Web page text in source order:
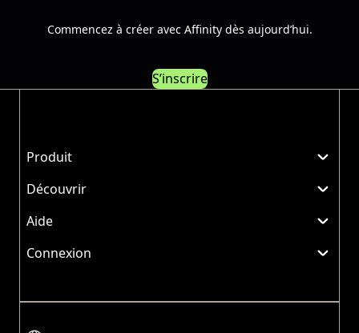
Commencez à créer avec Affinity dès aujourd’hui.
S’inscrire
Produit
Découvrir
Aide
Connexion